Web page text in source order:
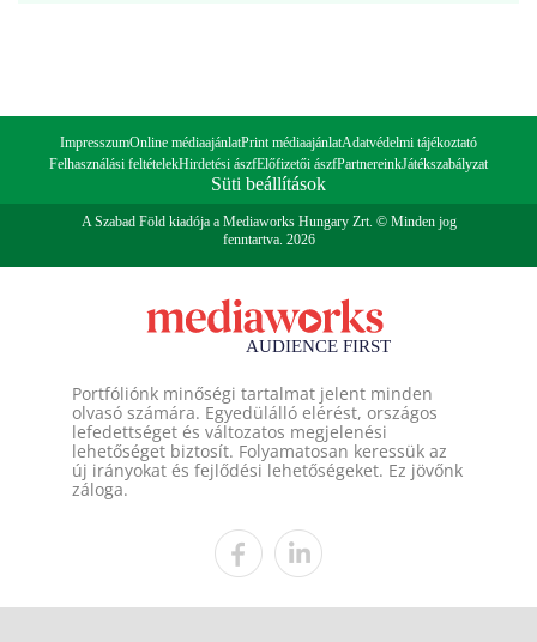
ImpresszumOnline médiaajánlatPrint médiaajánlatAdatvédelmi tájékoztató
Felhasználási feltételekHirdetési ászfElőfizetői ászfPartnereinkJátékszabályzat
Süti beállítások
A Szabad Föld kiadója a Mediaworks Hungary Zrt. © Minden jog
fenntartva. 2026
Portfóliónk minőségi tartalmat jelent minden
olvasó számára. Egyedülálló elérést, országos
lefedettséget és változatos megjelenési
lehetőséget biztosít. Folyamatosan keressük az
új irányokat és fejlődési lehetőségeket. Ez jövőnk
záloga.